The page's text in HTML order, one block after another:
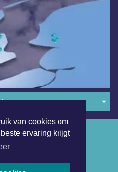
van cookies om
ervaring krijgt